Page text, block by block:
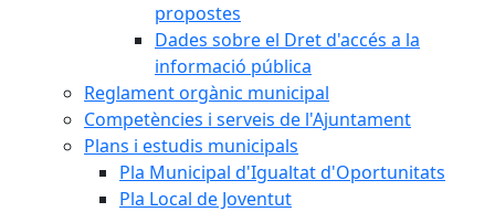
propostes
Dades sobre el Dret d'accés a la
informació pública
Reglament orgànic municipal
Competències i serveis de l'Ajuntament
Plans i estudis municipals
Pla Municipal d'Igualtat d'Oportunitats
Pla Local de Joventut